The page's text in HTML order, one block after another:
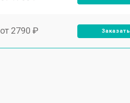
от 2790 ₽ Заказать